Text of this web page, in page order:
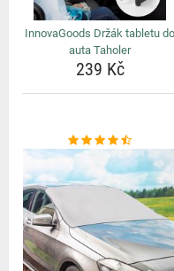
InnovaGoods Držák tabletu do
auta Taholer
239 Kč